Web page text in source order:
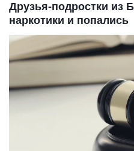
Друзья-подростки из
наркотики и попались